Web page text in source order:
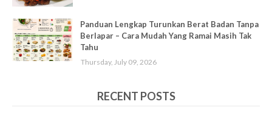
Panduan Lengkap Turunkan Berat Badan Tanpa
Berlapar – Cara Mudah Yang Ramai Masih Tak
Tahu
Thursday, July 09, 2026
RECENT POSTS